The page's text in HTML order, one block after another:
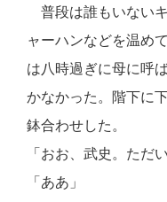
普段は誰もいない
ャーハンなどを温め
は八時過ぎに母に呼
かなかった。階下に
鉢合わせした。
「おお、武史。ただい
「ああ」